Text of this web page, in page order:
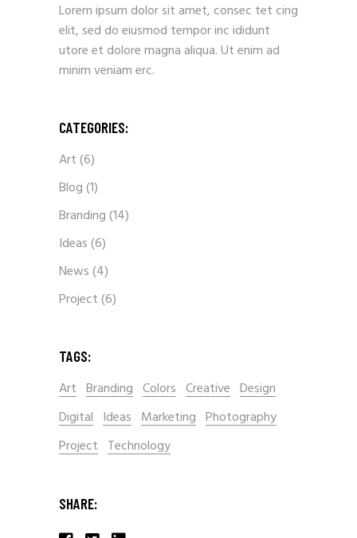
Lorem ipsum dolor sit amet, consec tet cing
elit, sed do eiusmod tempor inc ididunt
utore et dolore magna aliqua. Ut enim ad
minim veniam erc.
CATEGORIES:
Art(6)
Blog(1)
Branding(14)
Ideas(6)
News(4)
Project(6)
TAGS:
Art Branding Colors Creative Design
Digital Ideas Marketing Photography
Project Technology
SHARE: